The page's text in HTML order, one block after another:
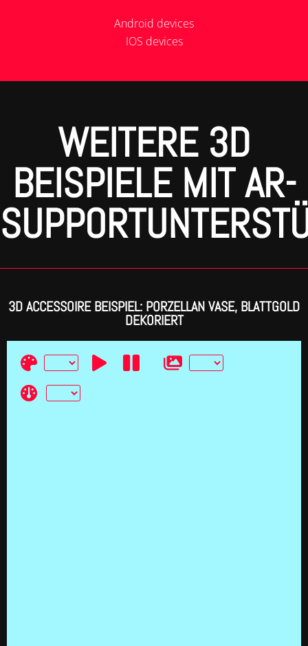
Android devices
IOS devices
WEITERE 3D
BEISPIELE MIT AR-
3D ACCESSOIRE BEISPIEL: PORZELLAN VASE, BLATTGOLD
DEKORIERT